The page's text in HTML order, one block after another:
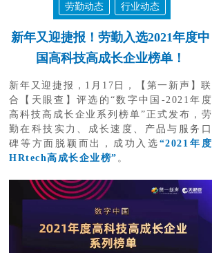
劳勤动态 行业动态
新年又迎捷报！劳勤入选2021年度中
国高科技高成长企业榜单！
新年又迎捷报，1月17日，【第一新声】联
合【天眼查】评选的“数字中国-2021年度
高科技高成长企业系列榜单”正式发布，劳
勤在科技实力、成长速度、产品与服务口
碑等方面脱颖而出，成功入选 “2021年度
HRtech高成长企业榜” 。